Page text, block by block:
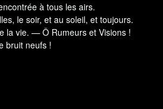
à tous les airs.
le soir, et au soleil, et toujours.
la vie. — Ô Rumeurs et Visions !
bruit neufs !